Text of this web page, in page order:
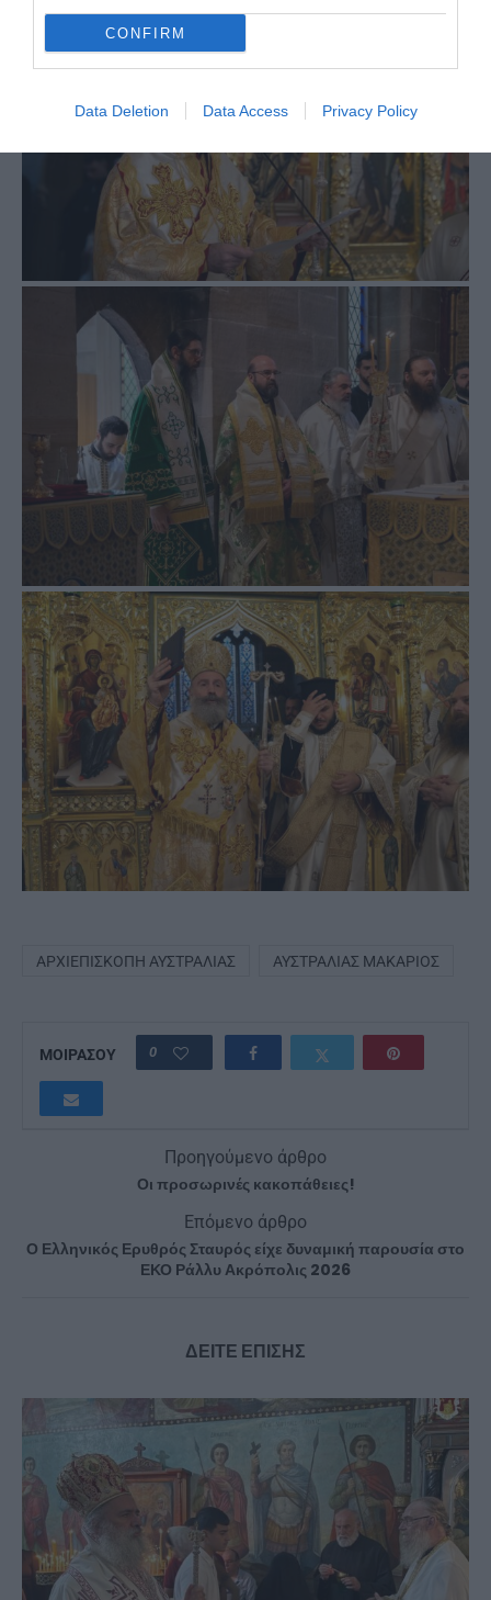
CONFIRM
Data Deletion Data Access Privacy Policy
ΑΡΧΙΕΠΙΣΚΟΠΉ ΑΥΣΤΡΑΛΊΑΣ ΑΥΣΤΡΑΛΊΑΣ ΜΑΚΆΡΙΟΣ
ΜΟΙΡΑΣΟΥ 0
Προηγούμενο άρθρο
Οι προσωρινές κακοπάθειες!
Επόμενο άρθρο
Ο Ελληνικός Ερυθρός Σταυρός είχε δυναμική παρουσία στο
ΕΚΟ Ράλλυ Ακρόπολις 2026
ΔΕΙΤΕ ΕΠΙΣΗΣ